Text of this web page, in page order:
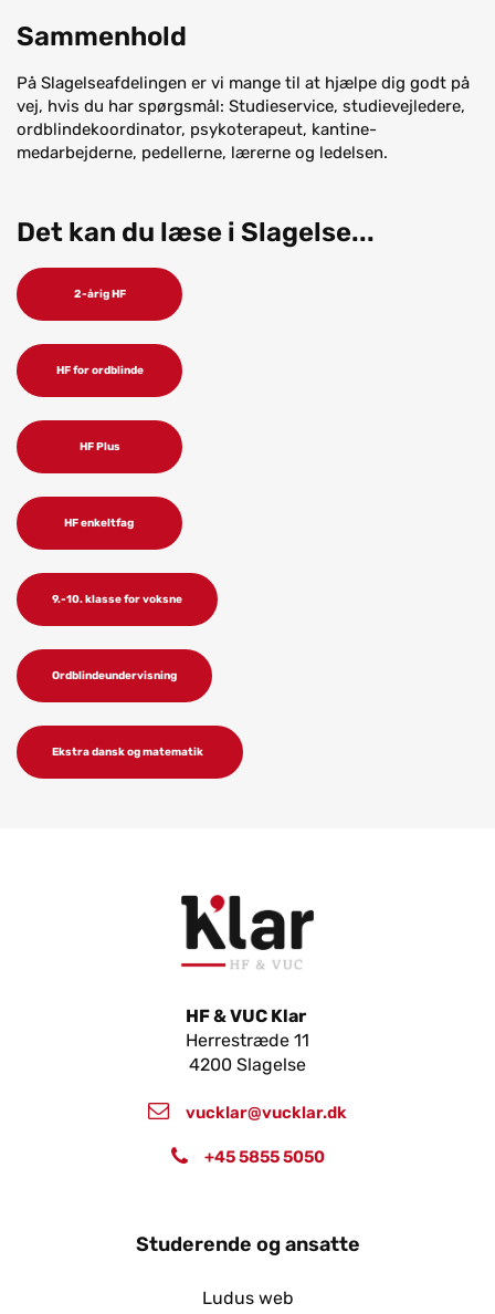
Sammenhold
På Slagelseafdelingen er vi mange til at hjælpe dig godt på
vej, hvis du har spørgsmål: Studieservice, studievejledere,
ordblindekoordinator, psykoterapeut, kantine-
medarbejderne, pedellerne, lærerne og ledelsen.
Det kan du læse i Slagelse...
2-årig HF
HF for ordblinde
HF Plus
HF enkeltfag
9.-10. klasse for voksne
Ordblindeundervisning
Ekstra dansk og matematik
HF & VUC Klar
Herrestræde 11
4200 Slagelse
vucklar@vucklar.dk
+45 5855 5050
Studerende og ansatte
Ludus web